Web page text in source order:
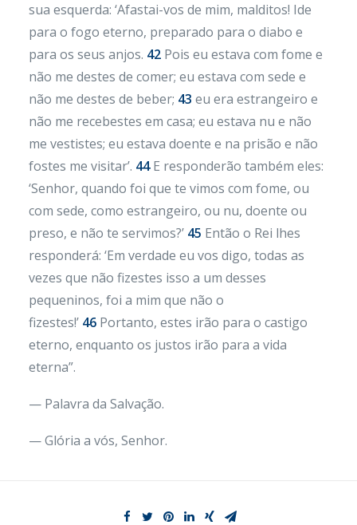
sua esquerda: ‘Afastai-vos de mim, malditos! Ide
para o fogo eterno, preparado para o diabo e
para os seus anjos. 42 Pois eu estava com fome e
não me destes de comer; eu estava com sede e
não me destes de beber; 43 eu era estrangeiro e
não me recebestes em casa; eu estava nu e não
me vestistes; eu estava doente e na prisão e não
fostes me visitar’. 44E responderão também eles:
‘Senhor, quando foi que te vimos com fome, ou
com sede, como estrangeiro, ou nu, doente ou
preso, e não te servimos?’ 45 Então o Rei lhes
responderá: ‘Em verdade eu vos digo, todas as
vezes que não fizestes isso a um desses
pequeninos, foi a mim que não o
fizestes!’ 46 Portanto, estes irão para o castigo
eterno, enquanto os justos irão para a vida
eterna”.
— Palavra da Salvação.
— Glória a vós, Senhor.